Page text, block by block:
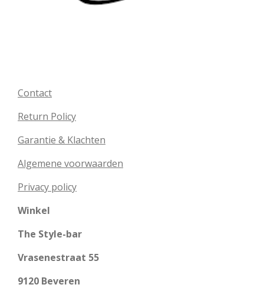
Contact
Return Policy
Garantie & Klachten
Algemene voorwaarden
Privacy policy
Winkel
The Style-bar
Vrasenestraat 55
9120 Beveren